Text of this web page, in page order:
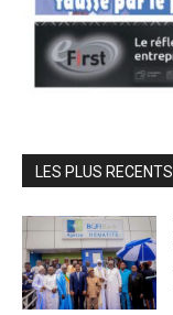
LES PLUS RECENTS